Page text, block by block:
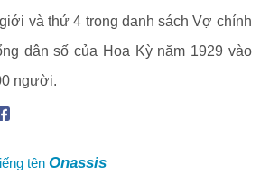
và thứ 4 trong danh sách Vợ chính
dân số của Hoa Kỳ năm 1929 vào
người.
tên Onassis